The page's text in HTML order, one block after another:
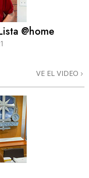
@home
VE EL VIDEO